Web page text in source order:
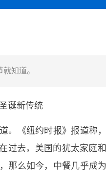
知道。
诞新传统
。《纽约时报》报道称
过去，美国的犹太家庭
那么如今，中餐几乎成为